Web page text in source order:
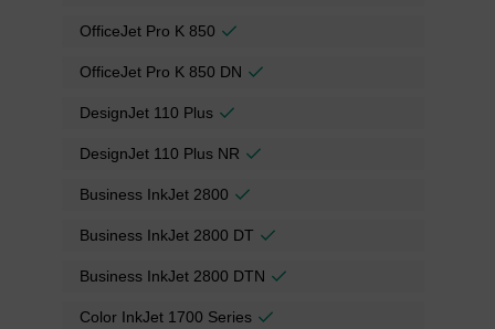
OfficeJet Pro K 850
OfficeJet Pro K 850 DN
DesignJet 110 Plus
DesignJet 110 Plus NR
Business InkJet 2800
Business InkJet 2800 DT
Business InkJet 2800 DTN
Color InkJet 1700 Series